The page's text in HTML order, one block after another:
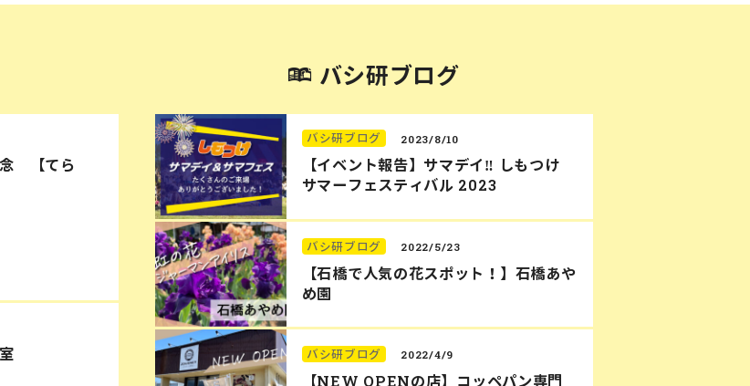
念 【てら
バシ研ブログ
バシ研ブログ 2023/8/10
【イベント報告】サマデイ‼︎ しもつけ
サマーフェスティバル 2023
バシ研ブログ 2022/5/23
【石橋で人気の花スポット！】石橋あや
め園
バシ研ブログ 2022/4/9
【NEW OPENの店】コッペパン専門